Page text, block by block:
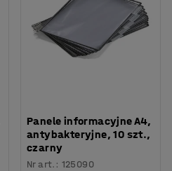
Panele informacyjne A4,
antybakteryjne, 10 szt.,
czarny
Nr art. : 125090